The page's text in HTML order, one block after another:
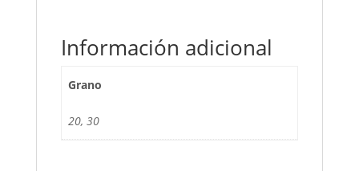
Información adicional
Grano
20, 30